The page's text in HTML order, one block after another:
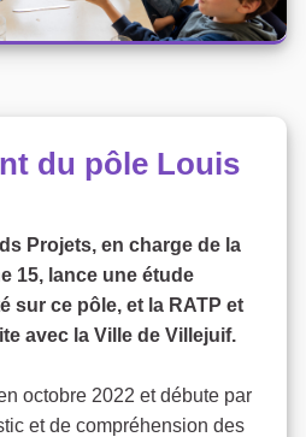
du pôle Louis
Projets, en charge de la
15, lance une étude
sur ce pôle, et la RATP et
avec la Ville de Villejuif.
octobre 2022 et débute par
et de compréhension des